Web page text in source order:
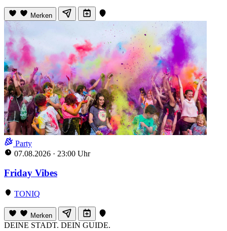
Merken
Party
07.08.2026 · 23:00 Uhr
Friday Vibes
TONIQ
Merken
DEINE STADT. DEIN GUIDE.